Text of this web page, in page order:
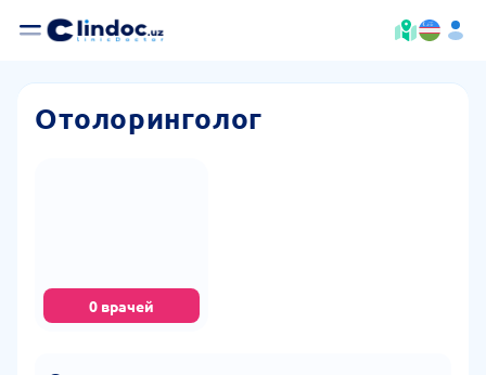
Отолоринголог
0 врачей